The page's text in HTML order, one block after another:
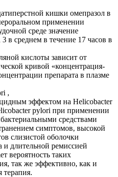
кишки омепразол в
применении
среде значение
в среднем в течение 17 часов в
кислоты зависит от
кривой «концентрация-
препарата в плазме
,
эффектом на Helicobacter
pylori при применении
средствами
симптомов, высокой
слизистой оболочки
и длительной ремиссией
вероятность таких
так же эффективно, как и
терапия.